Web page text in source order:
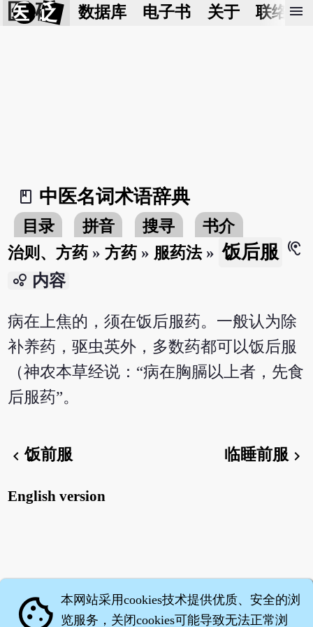
医 砭 数据库 电子书 关于 联络我
menu
book_2
中医名词术语辞典
目录 拼音 搜寻
书介
治则、方药 »方药 » 服药法» 饭后服
hearing
bubble_chart 内容
病在上焦的，须在饭后服药。一般认为除
补养药，驱虫英外，多数药都可以饭后服
（神农本草经说：“病在胸膈以上者，先食
后服药”。
chevron_left饭前服 临睡前服chevron_right
English version
cookie 本网站采用cookies技术提供优质、安全的浏
览服务，关闭cookies可能导致无法正常浏